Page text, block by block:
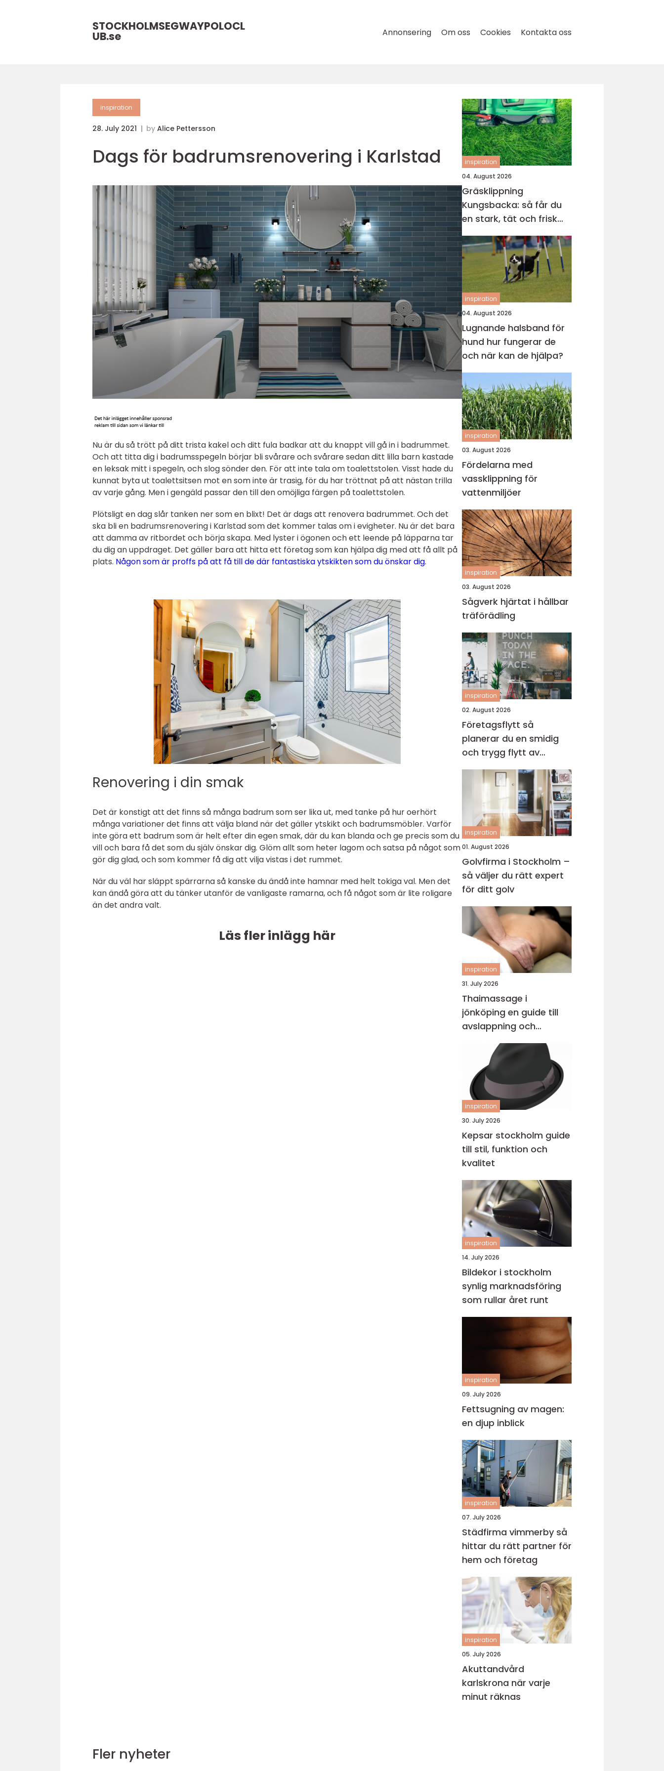
STOCKHOLMSEGWAYPOLOCL
UB.se Annonsering Om oss Cookies Kontakta oss
inspiration
28. July 2021 by Alice Pettersson
Dags för badrumsrenovering i Karlstad
Nu är du så trött på ditt trista kakel och ditt fula badkar att du knappt vill gå in i badrummet.
Och att titta dig i badrumsspegeln börjar bli svårare och svårare sedan ditt lilla barn kastade
en leksak mitt i spegeln, och slog sönder den. För att inte tala om toalettstolen. Visst hade du
kunnat byta ut toalettsitsen mot en som inte är trasig, för du har tröttnat på att nästan trilla
av varje gång. Men i gengäld passar den till den omöjliga färgen på toalettstolen.
Plötsligt en dag slår tanken ner som en blixt! Det är dags att renovera badrummet. Och det
ska bli en badrumsrenovering i Karlstad som det kommer talas om i evigheter. Nu är det bara
att damma av ritbordet och börja skapa. Med lyster i ögonen och ett leende på läpparna tar
du dig an uppdraget. Det gäller bara att hitta ett företag som kan hjälpa dig med att få allt på
plats. Någon som är proffs på att få till de där fantastiska ytskikten som du önskar dig.
Renovering i din smak
Det är konstigt att det finns så många badrum som ser lika ut, med tanke på hur oerhört
många variationer det finns att välja bland när det gäller ytskikt och badrumsmöbler. Varför
inte göra ett badrum som är helt efter din egen smak, där du kan blanda och ge precis som du
vill och bara få det som du själv önskar dig. Glöm allt som heter lagom och satsa på något som
gör dig glad, och som kommer få dig att vilja vistas i det rummet.
När du väl har släppt spärrarna så kanske du ändå inte hamnar med helt tokiga val. Men det
kan ändå göra att du tänker utanför de vanligaste ramarna, och få något som är lite roligare
än det andra valt.
Läs fler inlägg här
inspiration
04. August 2026
Gräsklippning
Kungsbacka: så får du
en stark, tät och frisk
gräsmatta
inspiration
04. August 2026
Lugnande halsband för
hund hur fungerar de
och när kan de hjälpa?
inspiration
03. August 2026
Fördelarna med
vassklippning för
vattenmiljöer
inspiration
03. August 2026
Sågverk hjärtat i hållbar
träförädling
inspiration
02. August 2026
Företagsflytt så
planerar du en smidig
och trygg flytt av
verksamheten
inspiration
01. August 2026
Golvfirma i Stockholm –
så väljer du rätt expert
för ditt golv
inspiration
31. July 2026
Thaimassage i
jönköping en guide till
avslappning och
behandling
inspiration
30. July 2026
Kepsar stockholm guide
till stil, funktion och
kvalitet
inspiration
14. July 2026
Bildekor i stockholm
synlig marknadsföring
som rullar året runt
inspiration
09. July 2026
Fettsugning av magen:
en djup inblick
inspiration
07. July 2026
Städfirma vimmerby så
hittar du rätt partner för
hem och företag
inspiration
05. July 2026
Akuttandvård
karlskrona när varje
minut räknas
Fler nyheter